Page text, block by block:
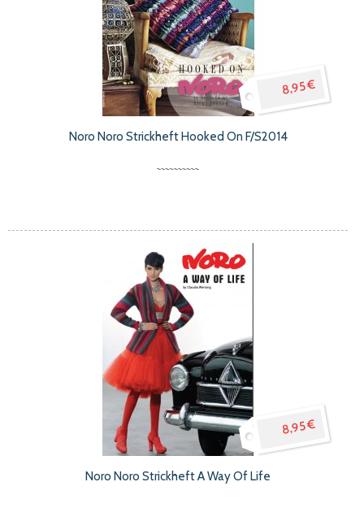
8,95 €
Noro Noro Strickheft Hooked On F/S2014
8,95 €
Noro Noro Strickheft A Way Of Life